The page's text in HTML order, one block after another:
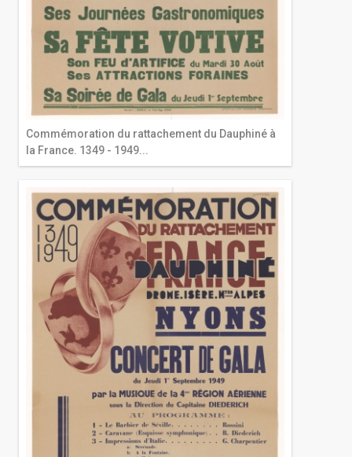
Commémoration du rattachement du Dauphiné à
la France. 1349 - 1949...